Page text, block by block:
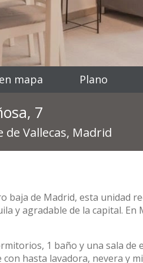
mapa Plano
7
de Vallecas, Madrid
baja de Madrid, esta unidad
y agradable de la capital.
1 baño y una sala
hasta lavadora, nevera y